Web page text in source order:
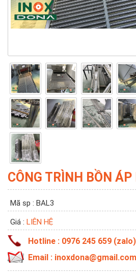
CÔNG TRÌNH BỒN ÁP
Mã sp : BAL3
Giá : LIÊN HỆ
Hotline : 0976 245 659
Email : inoxdona@gmail.com